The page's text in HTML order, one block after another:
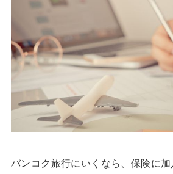
バンコク旅行にいくなら、保険に